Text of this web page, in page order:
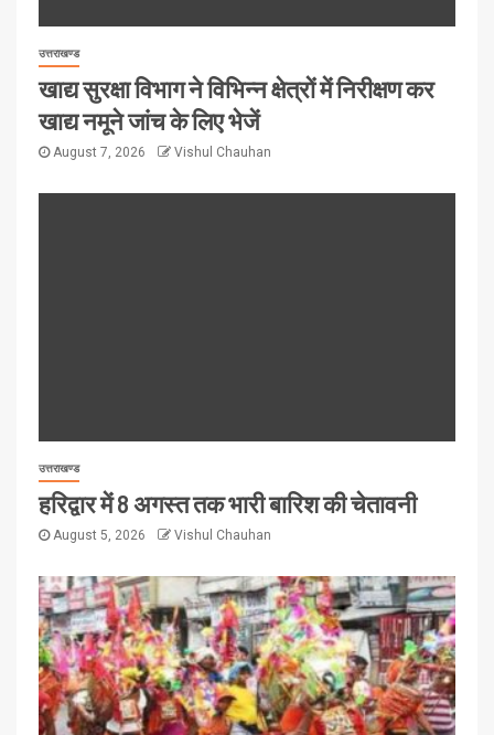
उत्तराखण्ड
खाद्य सुरक्षा विभाग ने विभिन्न क्षेत्रों में निरीक्षण कर
खाद्य नमूने जांच के लिए भेजें
August 7, 2026 Vishul Chauhan
उत्तराखण्ड
हरिद्वार में 8 अगस्त तक भारी बारिश की चेतावनी
August 5, 2026 Vishul Chauhan